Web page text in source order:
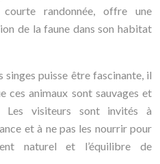
randonnée, offre une
de la faune dans son habitat
singes puisse être fascinante, il
ces animaux sont sauvages et
Les visiteurs sont invités à
et à ne pas les nourrir pour
naturel et l’équilibre de